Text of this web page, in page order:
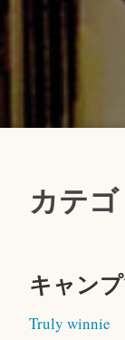
カテ
キャン
Truly winnie
0